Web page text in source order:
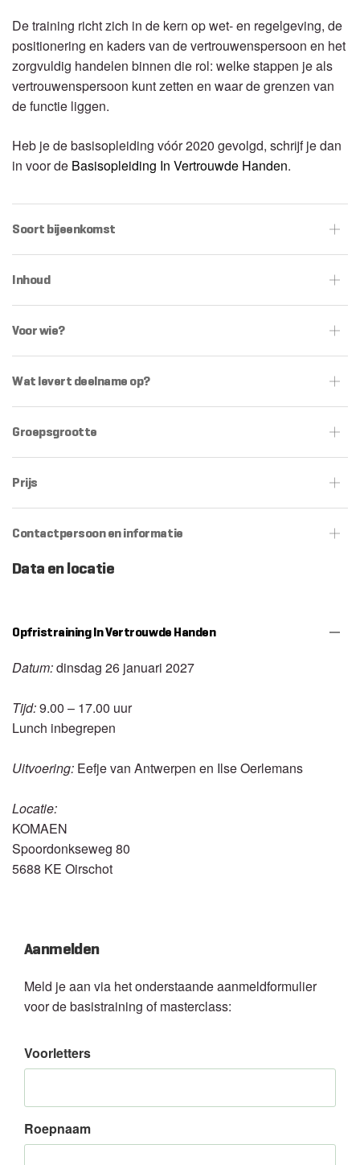
De training richt zich in de kern op wet- en regelgeving, de
positionering en kaders van de vertrouwenspersoon en het
zorgvuldig handelen binnen die rol: welke stappen je als
vertrouwenspersoon kunt zetten en waar de grenzen van
de functie liggen.
Heb je de basisopleiding vóór 2020 gevolgd, schrijf je dan
in voor de Basisopleiding In Vertrouwde Handen.
Soort bijeenkomst
Inhoud
Voor wie?
Wat levert deelname op?
Groepsgrootte
Prijs
Contactpersoon en informatie
Data en locatie
Opfristraining In Vertrouwde Handen
Datum:dinsdag 26 januari 2027
Tijd:9.00 – 17.00 uur
Lunch inbegrepen
Uitvoering: Eefje van Antwerpen en Ilse Oerlemans
Locatie:
KOMAEN
Spoordonkseweg 80
5688 KE Oirschot
Aanmelden
Meld je aan via het onderstaande aanmeldformulier
voor de basistraining of masterclass:
Voorletters
Roepnaam